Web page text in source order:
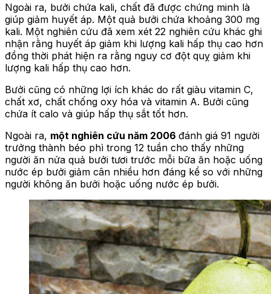
Ngoài ra, bưởi chứa kali, chất đã được chứng minh là
giúp giảm huyết áp. Một quả bưởi chứa khoảng 300 mg
kali. Một nghiên cứu đã xem xét 22 nghiên cứu khác ghi
nhận rằng huyết áp giảm khi lượng kali hấp thụ cao hơn
đồng thời phát hiện ra rằng nguy cơ đột quỵ giảm khi
lượng kali hấp thụ cao hơn.
Bưởi cũng có những lợi ích khác do rất giàu vitamin C,
chất xơ, chất chống oxy hóa và vitamin A. Bưởi cũng
chứa ít calo và giúp hấp thụ sắt tốt hơn.
Ngoài ra, một nghiên cứu năm 2006 đánh giá 91 người
trưởng thành béo phì trong 12 tuần cho thấy những
người ăn nửa quả bưởi tươi trước mỗi bữa ăn hoặc uống
nước ép bưởi giảm cân nhiều hơn đáng kể so với những
người không ăn bưởi hoặc uống nước ép bưởi.